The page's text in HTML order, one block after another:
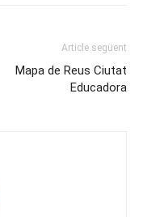
Article següent
Mapa de Reus Ciutat
Educadora